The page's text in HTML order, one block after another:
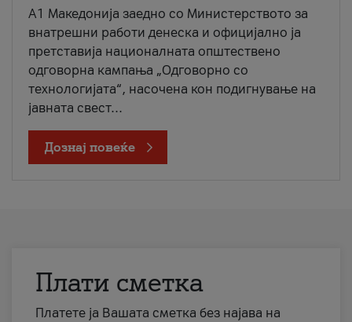
A1 Македонија заедно со Министерството за
внатрешни работи денеска и официјално ја
претставија националната општествено
одговорна кампања „Одговорно со
технологијата“, насочена кон подигнување на
јавната свест...
Дознај повеќе
Плати сметка
Платете ја Вашата сметка без најава на